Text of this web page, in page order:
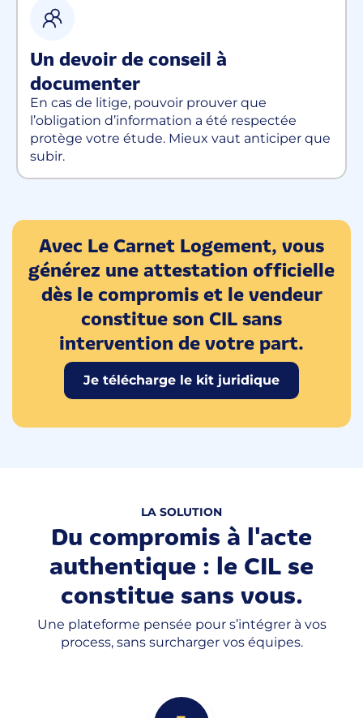
Un devoir de conseil à
documenter
En cas de litige, pouvoir prouver que
l’obligation d’information a été respectée
protège votre étude. Mieux vaut anticiper que
subir.
Avec Le Carnet Logement, vous
générez une attestation officielle
dès le compromis et le vendeur
constitue son CIL sans
intervention de votre part.
Je télécharge le kit juridique
LA SOLUTION
Du compromis à l'acte
authentique : le CIL se
constitue sans vous.
Une plateforme pensée pour s’intégrer à vos
process, sans surcharger vos équipes.